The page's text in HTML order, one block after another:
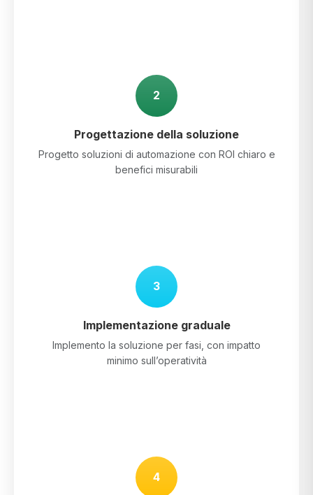
2
Progettazione della soluzione
Progetto soluzioni di automazione con ROI chiaro e
benefici misurabili
3
Implementazione graduale
Implemento la soluzione per fasi, con impatto
minimo sull’operatività
4